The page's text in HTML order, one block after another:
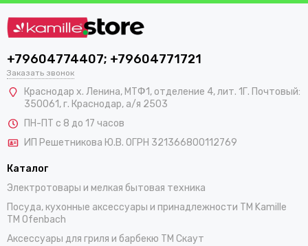
+79604774407; +79604771721
Заказать звонок
Краснодар х. Ленина, МТФ1, отделение 4, лит. 1Г. Почтовый:
350061, г. Краснодар, а/я 2503
ПН-ПТ с 8 до 17 часов
ИП Решетникова Ю.В. ОГРН 321366800112769
Каталог
Электротовары и мелкая бытовая техника
Посуда, кухонные аксессуары и принадлежности TM Kamille
TM Ofenbach
Аксессуары для гриля и барбекю TM Скаут